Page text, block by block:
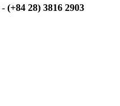
- (+84 28) 3816 2903